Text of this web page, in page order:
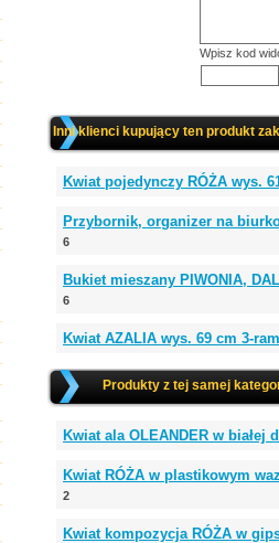
Wpisz kod
Inni klienci kupujący ten produkt
Kwiat pojedynczy RÓŻA wys.
Przybornik, organizer na
6
Bukiet mieszany PIWONIA,
6
Kwiat AZALIA wys. 69 cm 3-
Produkty z tej samej
Kwiat ala OLEANDER w białej
Kwiat RÓŻA w plastikowym
2
Kwiat kompozycja RÓŻA w